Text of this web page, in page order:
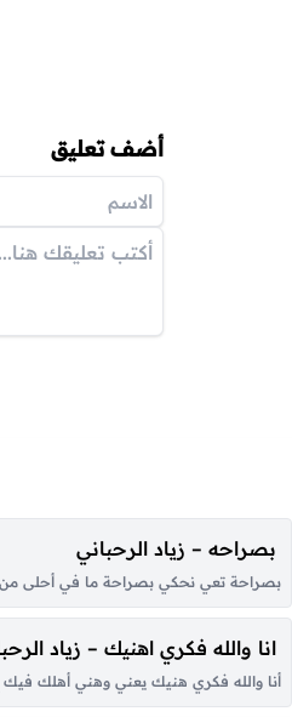
أضف تعليق
بصراحه – زياد الرحباني
بصراحة تعي نحكي بصراحة ما في أحلى
انا والله فكري اهنيك – زياد
أنا والله فكري هنيك يعني وهني أهلك